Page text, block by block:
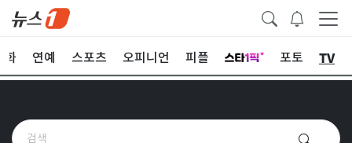
화 연예 스포츠 오피니언 피플 포토 TV